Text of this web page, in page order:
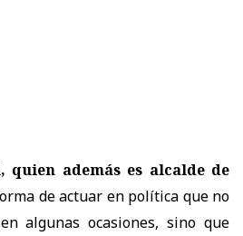
quien además es alcalde de
de actuar en política que no
algunas ocasiones, sino que